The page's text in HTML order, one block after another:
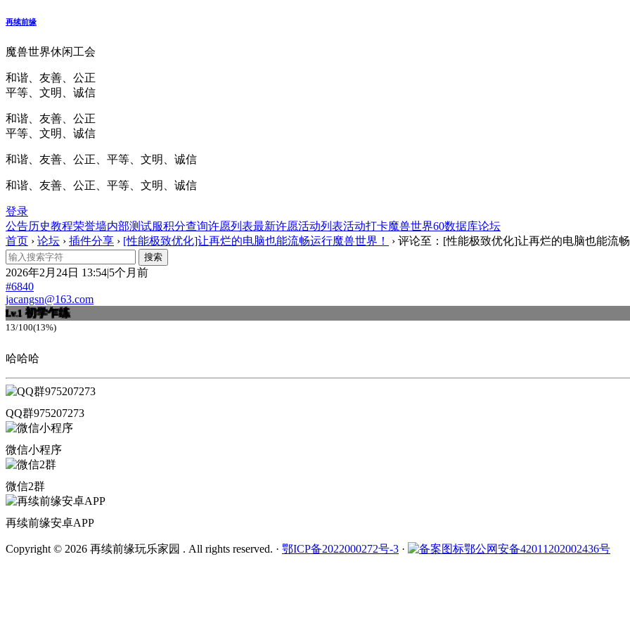
再续前缘
魔兽世界休闲工会
和谐、友善、公正
平等、文明、诚信
和谐、友善、公正
平等、文明、诚信
和谐、友善、公正、平等、文明、诚信
和谐、友善、公正、平等、文明、诚信
登录
公告历史教程荣誉墙内部测试服积分查询许愿列表最新许愿活动列表活动打卡魔兽世界60数据库论坛
首页 › 论坛 › 插件分享 › [性能极致优化]让再烂的电脑也能流畅运行魔兽世界！ › 评论至：[性能极致优化]让再烂的电脑也能流畅
2026年2月24日 13:54|5个月前
#6840
jacangsn@163.com
Lv.1 初学乍练
13/100(13%)
哈哈哈
QQ群975207273
微信小程序
微信2群
再续前缘安卓APP
Copyright © 2026 再续前缘玩乐家园 . All rights reserved. · 鄂ICP备2022000272号-3 · 鄂公网安备42011202002436号